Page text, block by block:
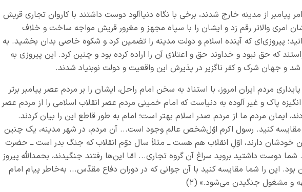
پیامبر از مدینه خارج شدند، برخی با نگاه دنیاآلود دوست داشتند با کاروان تجاری قریش
امری والاتر رقم زد و ایشان را با سپاه مجهز و مغرور قریش مواجه ساخت و خلاف
پیروزی‌ای که آینده اسلام و دولت مدینه را تضمین کرد و شکوه خاصی بدان بخشید. به
که حق نبود و خداوند حق و اعتلای آن را اراده کرده بود و چنین کرد. این پیروزی به
و جهان شرک و کفر ناگزیر در پذیرش این واقعیت و دولت نوبنیاد شدند.
مردم ایران امروز، با استناد به سخن امام راحل، ایشان را بر مردم عصر پیامبر برتر
انگیزه پاک و غیر آلوده به دنیاست که امام خمینی مردم عصر انقلاب اسلامی را از مردم عصر
ایمان مردم ما از مردم صدر اسلام بهتر است؛ امام به طور قاطع این را بیان کردند.
کنید. رسول اکرم اوّل‌شخص عالم وجود است... آن مردم، در شهر مدینه، یک چنین
خودشان دارند، اوّلِ انقلاب هم هست ــ مثلاً سال دوّم انقلاب که جنگ بدر است ــ حضرت
دوست داشتید بروید سراغ آن گروه تجاری... امّا این‌ها رفتند جنگیدند، بحمدالله پیروز
این را شما مقایسه کنید با آن جوانی که در دوران دفاع مقدّس... به‌خاطر پیام امام
و مشغول جنگیدن می‌شود.» (۲)